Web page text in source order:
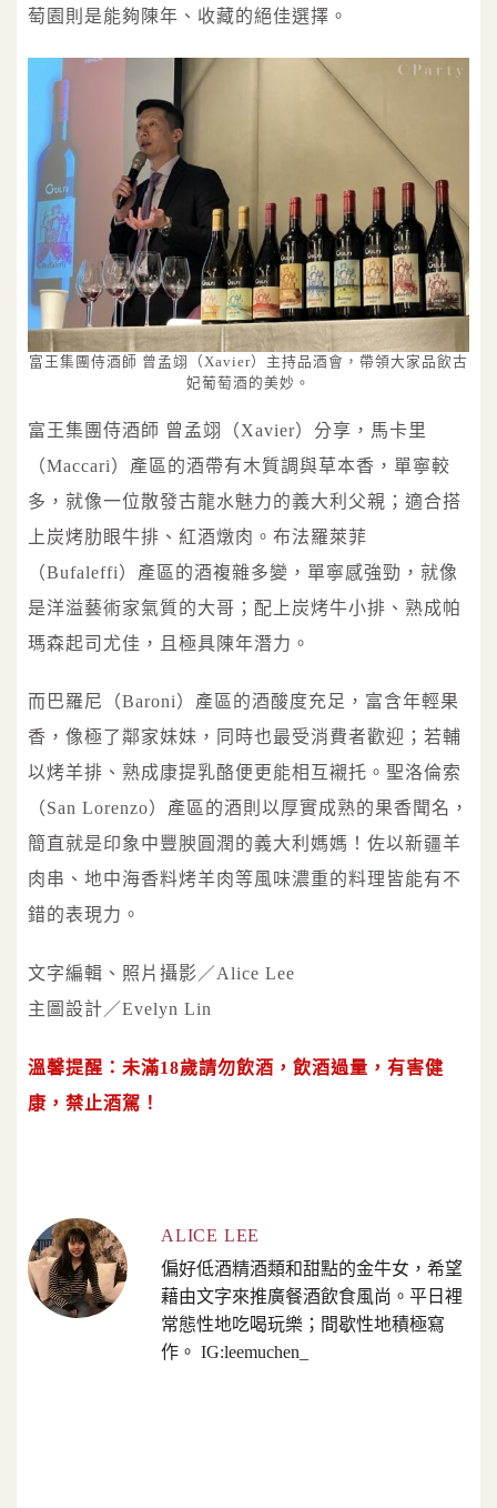
萄園則是能夠陳年、收藏的絕佳選擇。
富王集團侍酒師 曾孟翊（Xavier）主持品酒會，帶領大家品飲古
妃葡萄酒的美妙。
富王集團侍酒師 曾孟翊（Xavier）分享，馬卡里
（Maccari）產區的酒帶有木質調與草本香，單寧較
多，就像一位散發古龍水魅力的義大利父親；適合搭
上炭烤肋眼牛排、紅酒燉肉。布法羅萊菲
（Bufaleffi）產區的酒複雜多變，單寧感強勁，就像
是洋溢藝術家氣質的大哥；配上炭烤牛小排、熟成帕
瑪森起司尤佳，且極具陳年潛力。
而巴羅尼（Baroni）產區的酒酸度充足，富含年輕果
香，像極了鄰家妹妹，同時也最受消費者歡迎；若輔
以烤羊排、熟成康提乳酪便更能相互襯托。聖洛倫索
（San Lorenzo）產區的酒則以厚實成熟的果香聞名，
簡直就是印象中豐腴圓潤的義大利媽媽！佐以新疆羊
肉串、地中海香料烤羊肉等風味濃重的料理皆能有不
錯的表現力。
文字編輯、照片攝影／Alice Lee
主圖設計／Evelyn Lin
溫馨提醒：未滿18歲請勿飲酒，飲酒過量，有害健
康，禁止酒駕！
ALICE LEE
偏好低酒精酒類和甜點的金牛女，希望
藉由文字來推廣餐酒飲食風尚。平日裡
常態性地吃喝玩樂；間歇性地積極寫
作。 IG:leemuchen_